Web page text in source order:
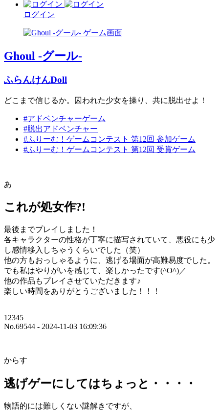
ログイン
Ghoul -グール-
ふらんけんDoll
どこまで信じるか。囚われた少女を操り、共に脱出せよ！
#アドベンチャーゲーム
#脱出アドベンチャー
#ふりーむ！ゲームコンテスト 第12回 参加ゲーム
#ふりーむ！ゲームコンテスト 第12回 受賞ゲーム
あ
これが処女作?!
最後までプレイしました！
各キャラクターの性格が丁寧に描写されていて、悪役にも少
し感情移入しちゃうくらいでした（笑）
他の方もおっしゃるように、逃げる場面が高難易度でした。
でも私はやりがいを感じて、楽しかったです(^O^)／
他の作品もプレイさせていただきます♪
楽しい時間をありがとうございました！！！
12345
No.69544 - 2024-11-03 16:09:36
からす
逃げゲーにしてはちょっと・・・・
物語的には難しくない謎解きですが、